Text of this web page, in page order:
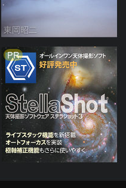
東岡昭二
PR